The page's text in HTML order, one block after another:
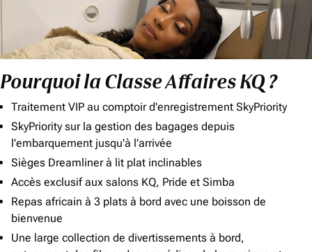
Pourquoi la Classe Affaires KQ ?
Traitement VIP au comptoir d'enregistrement SkyPriority
SkyPriority sur la gestion des bagages depuis
l'embarquement jusqu'à l'arrivée
Sièges Dreamliner à lit plat inclinables
Accès exclusif aux salons KQ, Pride et Simba
Repas africain à 3 plats à bord avec une boisson de
bienvenue
Une large collection de divertissements à bord,